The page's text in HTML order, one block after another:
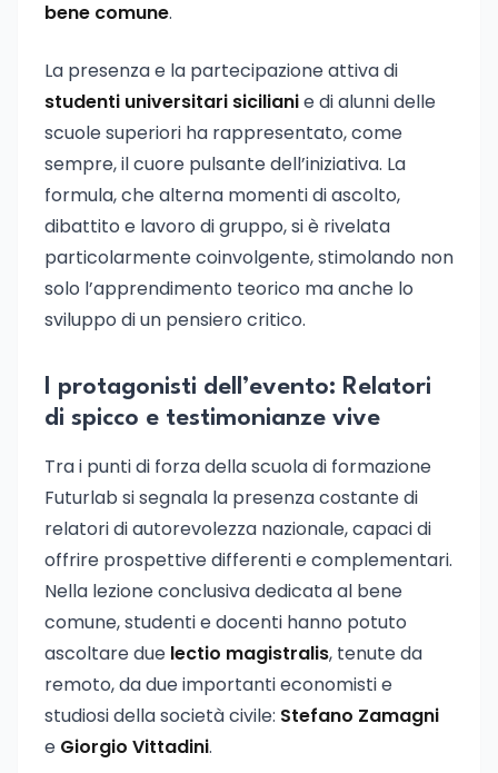
bene comune.
La presenza e la partecipazione attiva di
studenti universitari sicilianie di alunni delle
scuole superiori ha rappresentato, come
sempre, il cuore pulsante dell’iniziativa. La
formula, che alterna momenti di ascolto,
dibattito e lavoro di gruppo, si è rivelata
particolarmente coinvolgente, stimolando non
solo l’apprendimento teorico ma anche lo
sviluppo di un pensiero critico.
I protagonisti dell’evento: Relatori
di spicco e testimonianze vive
Tra i punti di forza della scuola di formazione
Futurlab si segnala la presenza costante di
relatori di autorevolezza nazionale, capaci di
offrire prospettive differenti e complementari.
Nella lezione conclusiva dedicata al bene
comune, studenti e docenti hanno potuto
ascoltare due lectio magistralis, tenute da
remoto, da due importanti economisti e
studiosi della società civile: Stefano Zamagni
e Giorgio Vittadini.